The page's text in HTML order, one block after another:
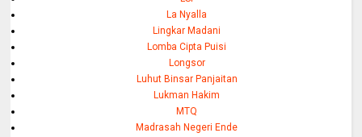
La Nyalla
Lingkar Madani
Lomba Cipta Puisi
Longsor
Luhut Binsar Panjaitan
Lukman Hakim
MTQ
Madrasah Negeri Ende